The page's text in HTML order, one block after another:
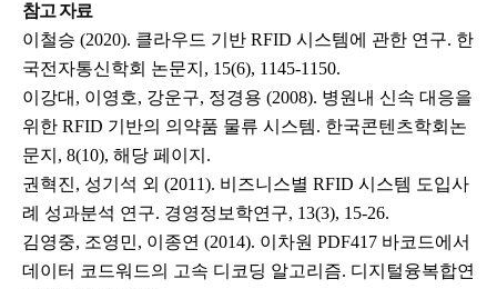
참고 자료
이철승 (2020). 클라우드 기반 RFID 시스템에 관한 연구. 한
국전자통신학회 논문지, 15(6), 1145-1150.
이강대, 이영호, 강운구, 정경용 (2008). 병원내 신속 대응을
위한 RFID 기반의 의약품 물류 시스템. 한국콘텐츠학회논
문지, 8(10), 해당 페이지.
권혁진, 성기석 외 (2011). 비즈니스별 RFID 시스템 도입사
례 성과분석 연구. 경영정보학연구, 13(3), 15-26.
김영중, 조영민, 이종연 (2014). 이차원 PDF417 바코드에서
데이터 코드워드의 고속 디코딩 알고리즘. 디지털융복합연